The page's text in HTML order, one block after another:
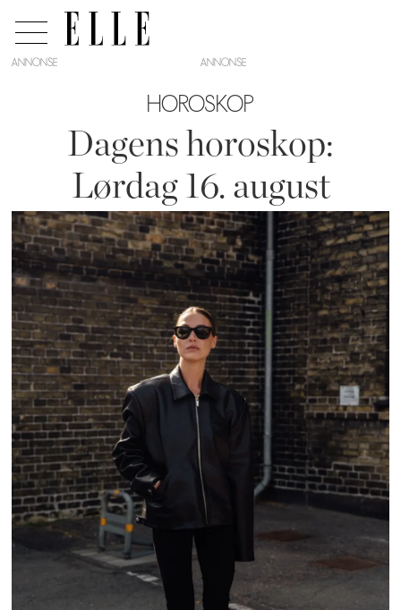
ANNONSE
HOROSKOP
Dagens horoskop:
Lørdag 16. august